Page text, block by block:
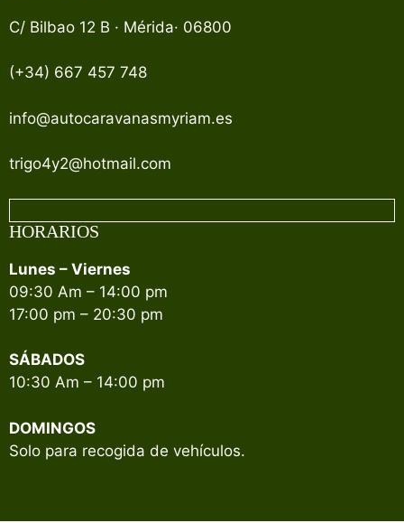
C/ Bilbao 12 B · Mérida· 06800
(+34) 667 457 748
info@autocaravanasmyriam.es
trigo4y2@hotmail.com
HORARIOS
Lunes – Viernes
09:30 Am – 14:00 pm
17:00 pm – 20:30 pm
SÁBADOS
10:30 Am – 14:00 pm
DOMINGOS
Solo para recogida de vehículos.